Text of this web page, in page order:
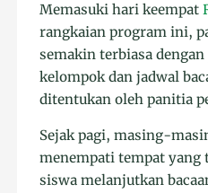
Memasuki hari keempat
rangkaian program ini,
semakin terbiasa
kelompok dan jadwal
ditentukan oleh panitia
Sejak pagi, masing-
menempati tempat yang
siswa melanjutkan